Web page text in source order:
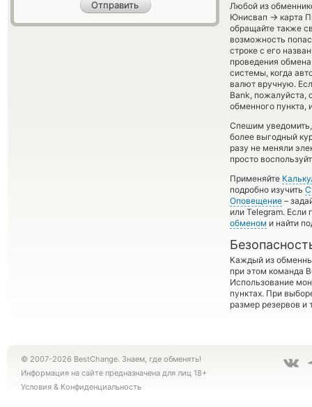
Любой из
Юнисвап → карта
обращайте также
возможность
строке с его
проведения
системы, когда
валют вручную.
Bank,
обменного пункта,
Спешим
более выгодный
разу не меняли
просто
Применяйте
подробно изучить
Оповещение –
или Telegram.
обменом и найти
Каждый из
при этом команда
Использование
пунктах. При
размер резервов и
© 2007-2026 BestChange. Знаем, где обменять!
Информация на сайте предназначена для лиц 18+
Условия & Конфиденциальность